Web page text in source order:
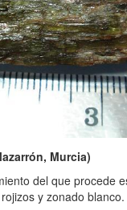
Murcia)
del que procede
y zonado blanco.